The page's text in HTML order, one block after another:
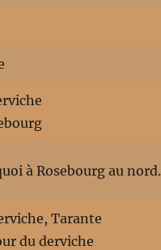
à Rosebourg au nord.
Tarante
du derviche